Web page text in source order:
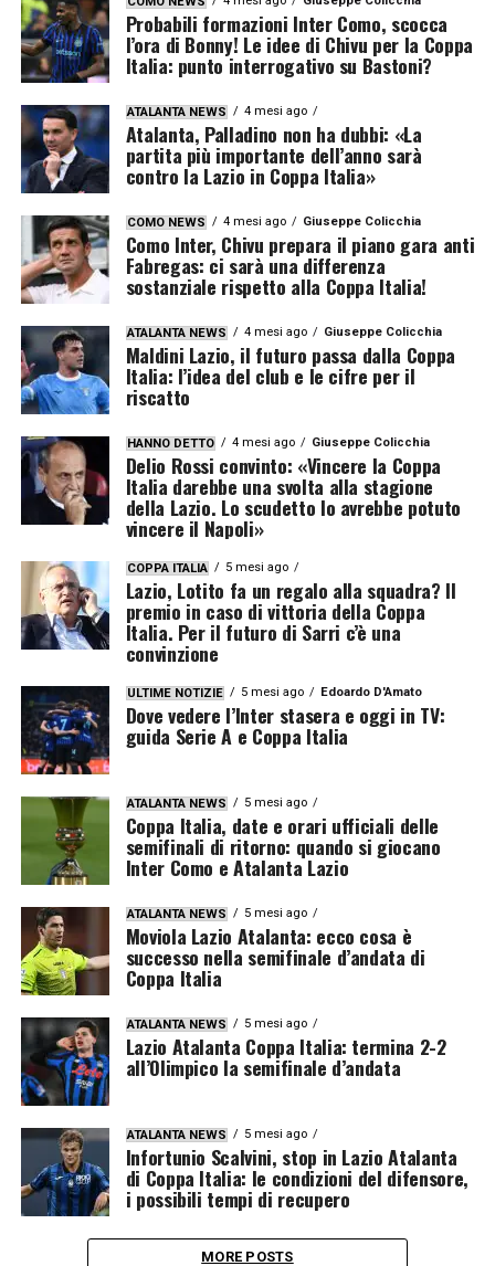
Probabili formazioni Inter Como, scocca
l’ora di Bonny! Le idee di Chivu per la Coppa
Italia: punto interrogativo su Bastoni?
ATALANTA NEWS 4 mesi ago
Atalanta, Palladino non ha dubbi: «La
partita più importante dell’anno sarà
contro la Lazio in Coppa Italia»
COMO NEWS 4 mesi ago Giuseppe Colicchia
Como Inter, Chivu prepara il piano gara anti
Fabregas: ci sarà una differenza
sostanziale rispetto alla Coppa Italia!
ATALANTA NEWS 4 mesi ago Giuseppe Colicchia
Maldini Lazio, il futuro passa dalla Coppa
Italia: l’idea del club e le cifre per il
riscatto
HANNO DETTO 4 mesi ago Giuseppe Colicchia
Delio Rossi convinto: «Vincere la Coppa
Italia darebbe una svolta alla stagione
della Lazio. Lo scudetto lo avrebbe potuto
vincere il Napoli»
COPPA ITALIA 5 mesi ago
Lazio, Lotito fa un regalo alla squadra? Il
premio in caso di vittoria della Coppa
Italia. Per il futuro di Sarri c’è una
convinzione
ULTIME NOTIZIE 5 mesi ago Edoardo D'Amato
Dove vedere l’Inter stasera e oggi in TV:
guida Serie A e Coppa Italia
ATALANTA NEWS 5 mesi ago
Coppa Italia, date e orari ufficiali delle
semifinali di ritorno: quando si giocano
Inter Como e Atalanta Lazio
ATALANTA NEWS 5 mesi ago
Moviola Lazio Atalanta: ecco cosa è
successo nella semifinale d’andata di
Coppa Italia
ATALANTA NEWS 5 mesi ago
Lazio Atalanta Coppa Italia: termina 2-2
all’Olimpico la semifinale d’andata
ATALANTA NEWS 5 mesi ago
Infortunio Scalvini, stop in Lazio Atalanta
di Coppa Italia: le condizioni del difensore,
i possibili tempi di recupero
MORE POSTS